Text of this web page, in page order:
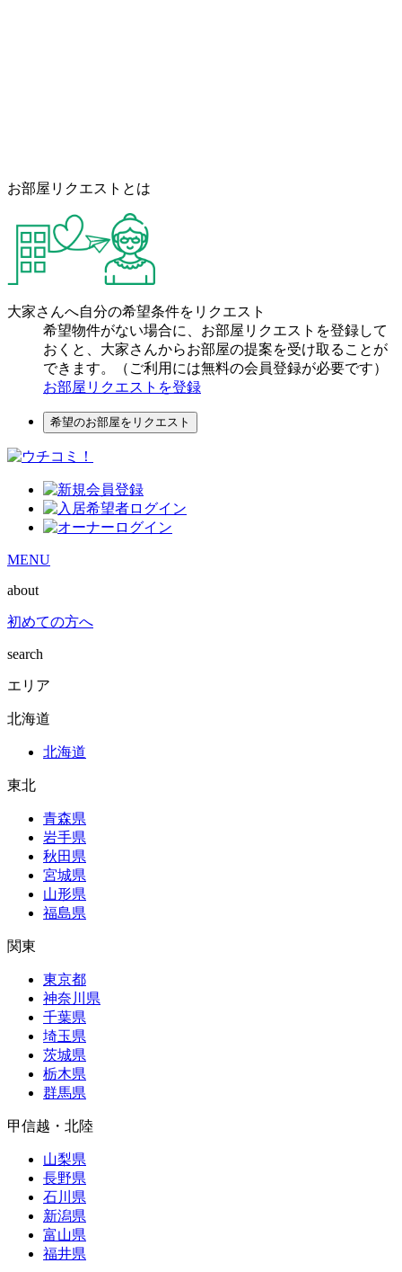
お部屋リクエストとは
大家さんへ自分の希望条件をリクエスト
希望物件がない場合に、お部屋リクエストを登録して
おくと、大家さんからお部屋の提案を受け取ることが
できます。（ご利用には無料の会員登録が必要です）
お部屋リクエストを登録
希望のお部屋をリクエスト
MENU
about
初めての方へ
search
エリア
北海道
北海道
東北
青森県
岩手県
秋田県
宮城県
山形県
福島県
関東
東京都
神奈川県
千葉県
埼玉県
茨城県
栃木県
群馬県
甲信越・北陸
山梨県
長野県
石川県
新潟県
富山県
福井県